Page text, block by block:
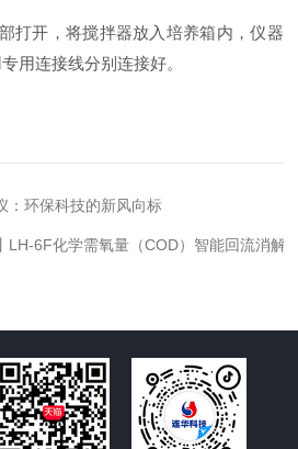
开，将搅拌器放入培养箱内，仪器
用连接线分别连接好。
：环保科技的新风向标
LH-6F化学需氧量（COD）智能回流消解